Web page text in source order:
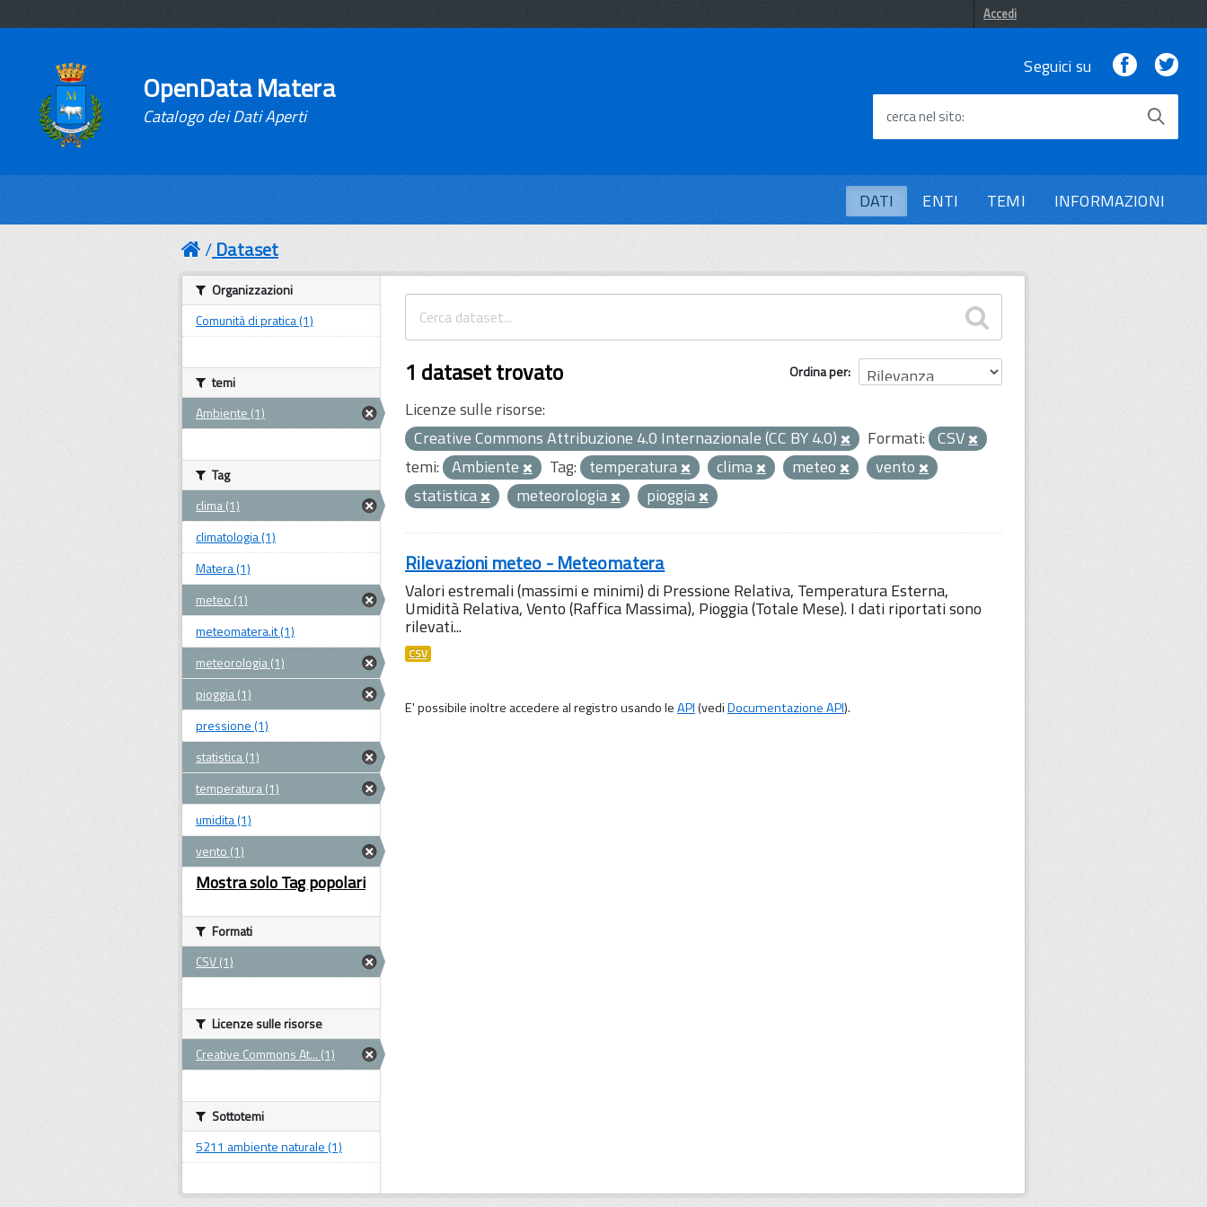
Accedi
OpenData Matera
Catalogo dei Dati Aperti
Seguici su Facebook
cerca nel sito
DATI ENTI TEMI INFORMAZIONI
Dataset
Ordina per
1 dataset trovato
Licenze sulle risorse:
Creative Commons Attribuzione 4.0 Internazionale (CC BY 4.0)
Formati: CSV
temi: Ambiente Tag: temperatura clima meteo
vento
statistica
meteorologia pioggia
Rilevazioni meteo - Meteomatera
Valori estremali (massimi e minimi) di Pressione Relativa, Temperatura Esterna,
Umidità Relativa, Vento (Raffica Massima), Pioggia (Totale Mese). I dati riportati sono
rilevati...
CSV
E' possibile inoltre accedere al registro usando leAPI(vediDocumentazione API).
Organizzazioni
Comunità di pratica (1)
temi
Ambiente (1)
Tag
clima (1)
climatologia (1)
Matera (1)
meteo (1)
meteomatera.it (1)
meteorologia (1)
pioggia (1)
pressione (1)
statistica (1)
temperatura (1)
umidita (1)
vento (1)
Mostra solo Tag popolari
Formati
CSV (1)
Licenze sulle risorse
Creative Commons At... (1)
Sottotemi
5211 ambiente naturale (1)